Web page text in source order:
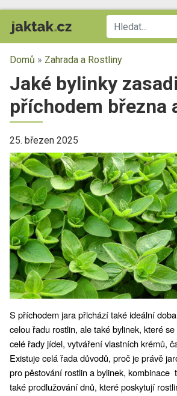
Domů » Zahrada a Rostliny
Jaké bylinky
příchodem března
25. březen 2025
S příchodem jara přichází také ideální
celou řadu rostlin, ale také bylinek, které
celé řady jídel, vytváření vlastních krémů,
Existuje celá řada důvodů, proč je právě
pro pěstování rostlin a bylinek, kombinace
také prodlužování dnů, které poskytují